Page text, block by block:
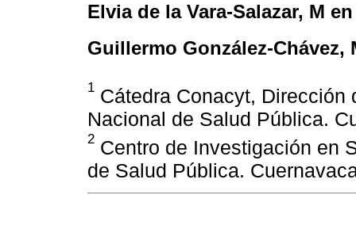
Elvia de la Vara-Salazar, M
Guillermo González-Chávez,
1 Cátedra Conacyt,
Nacional de Salud Pública.
2 Centro de Investigación en
de Salud Pública.